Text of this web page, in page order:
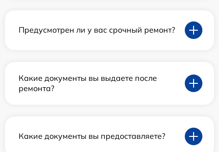
Предусмотрен ли у вас срочный ремонт?
Какие документы вы выдаете после
ремонта?
Какие документы вы предоставляете?